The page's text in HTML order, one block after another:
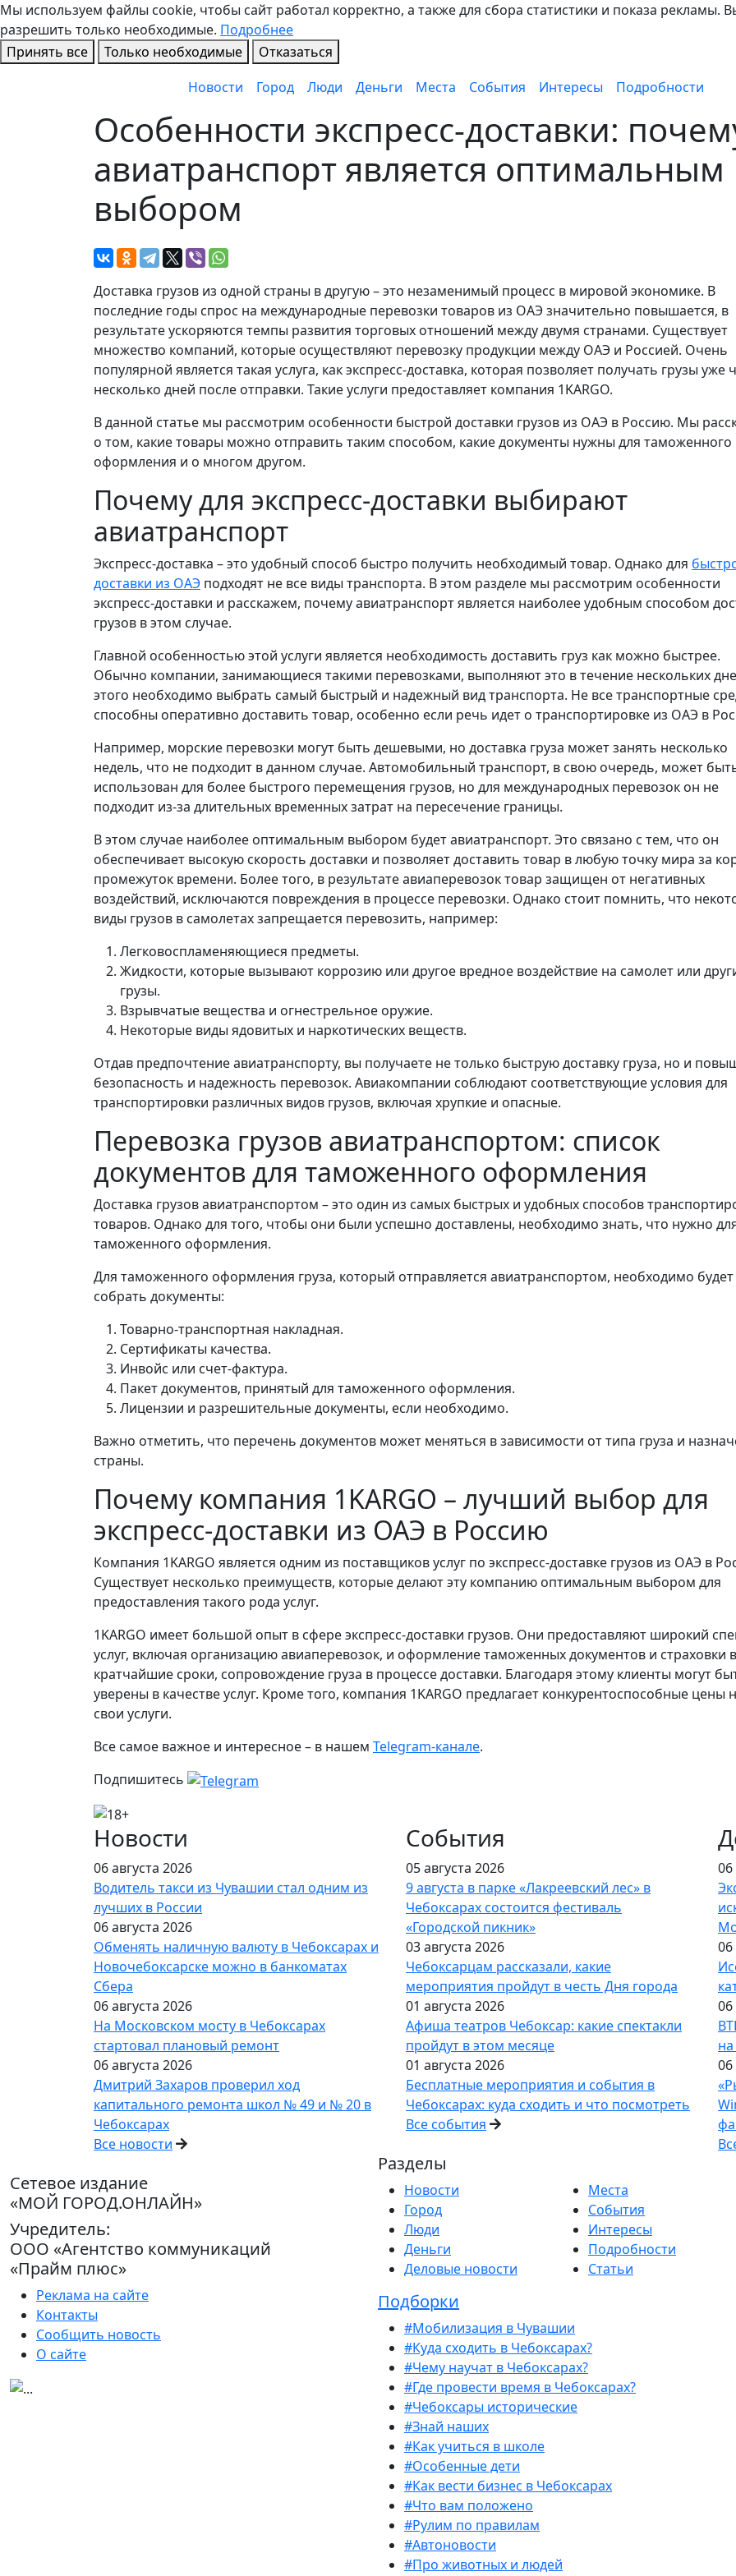
Мы используем файлы cookie, чтобы сайт работал корректно, а также для сбора статистики и показа рекламы.
разрешить только необходимые. Подробнее
Принять все
Только необходимые
Отказаться
Новости
Город Люди Деньги Места События Интересы Подробности
Особенности экспресс-доставки:
авиатранспорт является оптимальным
выбором
Доставка грузов из одной страны в другую – это незаменимый процесс в мировой экономике. В
последние годы спрос на международные перевозки товаров из ОАЭ значительно повышается, в
результате ускоряются темпы развития торговых отношений между двумя странами. Существует
множество компаний, которые осуществляют перевозку продукции между ОАЭ и Россией. Очень
популярной является такая услуга, как экспресс-доставка, которая позволяет получать грузы уже
несколько дней после отправки. Такие услуги предоставляет компания 1KARGO.
В данной статье мы рассмотрим особенности быстрой доставки грузов из ОАЭ в Россию. Мы
о том, какие товары можно отправить таким способом, какие документы нужны для таможенного
оформления и о многом другом.
Почему для экспресс-доставки выбирают
авиатранспорт
Экспресс-доставка – это удобный способ быстро получить необходимый товар. Однако для
доставки из ОАЭ подходят не все виды транспорта. В этом разделе мы рассмотрим особенности
экспресс-доставки и расскажем, почему авиатранспорт является наиболее удобным способом
грузов в этом случае.
Главной особенностью этой услуги является необходимость доставить груз как можно быстрее.
Обычно компании, занимающиеся такими перевозками, выполняют это в течение нескольких
этого необходимо выбрать самый быстрый и надежный вид транспорта. Не все транспортные
способны оперативно доставить товар, особенно если речь идет о транспортировке из ОАЭ в
Например, морские перевозки могут быть дешевыми, но доставка груза может занять несколько
недель, что не подходит в данном случае. Автомобильный транспорт, в свою очередь, может
использован для более быстрого перемещения грузов, но для международных перевозок он не
подходит из-за длительных временных затрат на пересечение границы.
В этом случае наиболее оптимальным выбором будет авиатранспорт. Это связано с тем, что он
обеспечивает высокую скорость доставки и позволяет доставить товар в любую точку мира за
промежуток времени. Более того, в результате авиаперевозок товар защищен от негативных
воздействий, исключаются повреждения в процессе перевозки. Однако стоит помнить, что
виды грузов в самолетах запрещается перевозить, например:
Легковоспламеняющиеся предметы.
Жидкости, которые вызывают коррозию или другое вредное воздействие на самолет или
грузы.
Взрывчатые вещества и огнестрельное оружие.
Некоторые виды ядовитых и наркотических веществ.
Отдав предпочтение авиатранспорту, вы получаете не только быструю доставку груза, но и
безопасность и надежность перевозок. Авиакомпании соблюдают соответствующие условия для
транспортировки различных видов грузов, включая хрупкие и опасные.
Перевозка грузов авиатранспортом: список
документов для таможенного оформления
Доставка грузов авиатранспортом – это один из самых быстрых и удобных способов
товаров. Однако для того, чтобы они были успешно доставлены, необходимо знать, что нужно
таможенного оформления.
Для таможенного оформления груза, который отправляется авиатранспортом, необходимо будет
собрать документы:
Товарно-транспортная накладная.
Сертификаты качества.
Инвойс или счет-фактура.
Пакет документов, принятый для таможенного оформления.
Лицензии и разрешительные документы, если необходимо.
Важно отметить, что перечень документов может меняться в зависимости от типа груза и
страны.
Почему компания 1KARGO – лучший выбор для
экспресс-доставки из ОАЭ в Россию
Компания 1KARGO является одним из поставщиков услуг по экспресс-доставке грузов из ОАЭ в
Существует несколько преимуществ, которые делают эту компанию оптимальным выбором для
предоставления такого рода услуг.
1KARGO имеет большой опыт в сфере экспресс-доставки грузов. Они предоставляют широкий
услуг, включая организацию авиаперевозок, и оформление таможенных документов и страховки в
кратчайшие сроки, сопровождение груза в процессе доставки. Благодаря этому клиенты могут
уверены в качестве услуг. Кроме того, компания 1KARGO предлагает конкурентоспособные цены
свои услуги.
Все самое важное и интересное – в нашем Telegram-канале.
Подпишитесь
Новости
06 августа 2026
Водитель такси из Чувашии стал одним из
лучших в России
06 августа 2026
Обменять наличную валюту в Чебоксарах и
Новочебоксарске можно в банкоматах
Сбера
06 августа 2026
На Московском мосту в Чебоксарах
стартовал плановый ремонт
06 августа 2026
Дмитрий Захаров проверил ход
капитального ремонта школ № 49 и № 20 в
Чебоксарах
Все новости
События
05 августа 2026
9 августа в парке «Лакреевский лес» в
Чебоксарах состоится фестиваль
«Городской пикник»
03 августа 2026
Чебоксарцам рассказали, какие
мероприятия пройдут в честь Дня города
01 августа 2026
Афиша театров Чебоксар: какие спектакли
пройдут в этом месяце
01 августа 2026
Бесплатные мероприятия и события в
Чебоксарах: куда сходить и что посмотреть
Все события
06
06
06
06
Сетевое издание
«МОЙ ГОРОД.ОНЛАЙН»
Учредитель:
ООО «Агентство коммуникаций
«Прайм плюс»
Реклама на сайте
Контакты
Сообщить новость
О сайте
Разделы
Новости
Город
Люди
Деньги
Деловые новости
Места
События
Интересы
Подробности
Статьи
Подборки
#Мобилизация в Чувашии
#Куда сходить в Чебоксарах?
#Чему научат в Чебоксарах?
#Где провести время в Чебоксарах?
#Чебоксары исторические
#Знай наших
#Как учиться в школе
#Особенные дети
#Как вести бизнес в Чебоксарах
#Что вам положено
#Рулим по правилам
#Автоновости
#Про животных и людей